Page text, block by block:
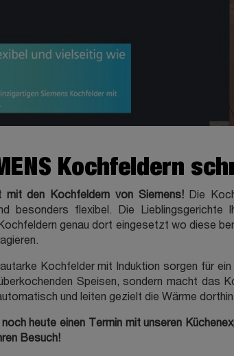
Kochfeldern
mit den Kochfeldern von Siemens!Die
besonders flexibel. Die
genau dort eingesetzt wo diese
Kochfelder mit Induktion sorgen für
Speisen, sondern macht das
und leiten gezielt die Wärme
noch heute einen Termin mit unseren
Besuch!